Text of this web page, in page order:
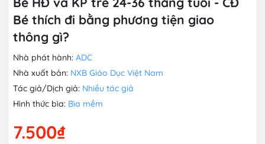
Bé thích đi bằng phương tiện giao
thông gì?
Nhà phát hành: ADC
Nhà xuất bản: NXB Giáo Dục Việt Nam
Tác giả/Dịch giả: Nhiều tác giả
Hình thức bìa: Bìa mềm
7.500₫